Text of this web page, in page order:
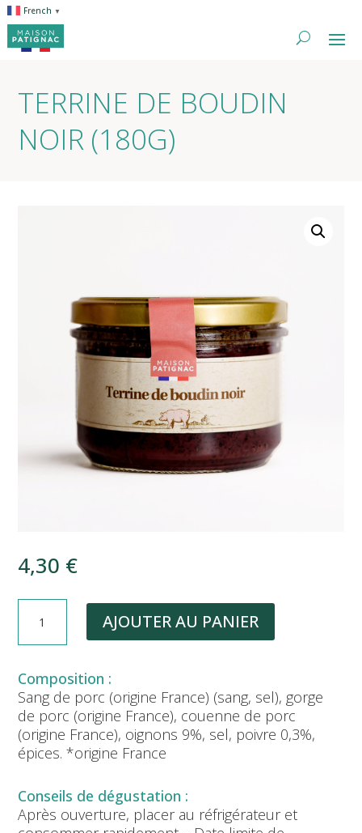
French ▼
TERRINE DE BOUDIN
NOIR (180G)
4,30 €
TERRINE
BOUDIN
NOIR
(180G)
AJOUTER AU PANIER
Sang de porc (origine France) (sang, sel), gorge
de porc (origine France), couenne de porc
(origine France), oignons 9%, sel, poivre 0,3%,
épices. *origine France
Après ouverture, placer au réfrigérateur et